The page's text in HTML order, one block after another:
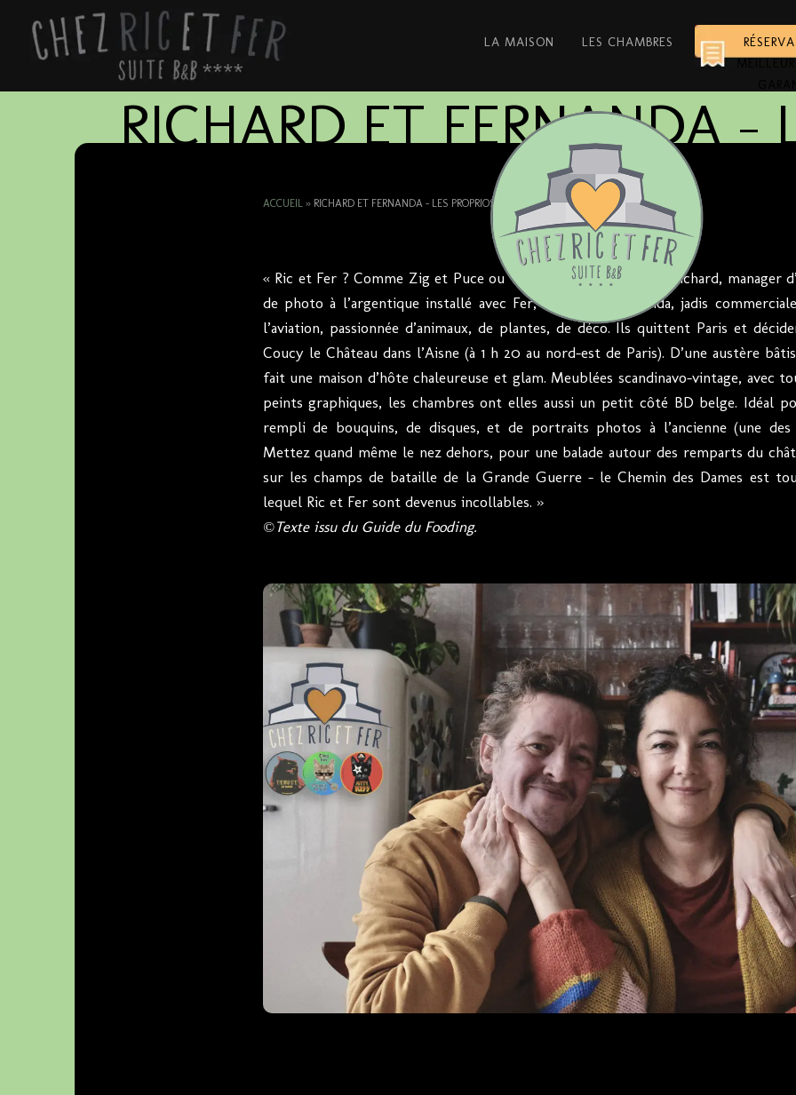
LES CHAMBRES
LA MAISON
RICHARD ET FERNANDA –
PROPRIOS ♥
ACCUEIL» RICHARD ET FERNANDA – LES PROPRIOS ♥
« Ric et Fer ? Comme Zig et Puce ou Tif et Tondu ? Ric, c’est Richard, manager
de photo à l’argentique installé avec Fer, sa femme Fernanda, jadis
l’aviation, passionnée d’animaux, de plantes, de déco. Ils quittent Paris et
Coucy le Château dans l’Aisne (à 1 h 20 au nord-est de Paris). D’une austère
fait une maison d’hôte chaleureuse et glam. Meublées scandinavo-vintage, avec
peints graphiques, les chambres ont elles aussi un petit côté BD belge. Idéal
rempli de bouquins, de disques, et de portraits photos à l’ancienne (une des
Mettez quand même le nez dehors, pour une balade autour des remparts du
sur les champs de bataille de la Grande Guerre – le Chemin des Dames est
lequel Ric et Fer sont devenus incollables. »
©Texte issu du Guide du Fooding.